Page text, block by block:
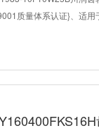
质量体系认证}、适